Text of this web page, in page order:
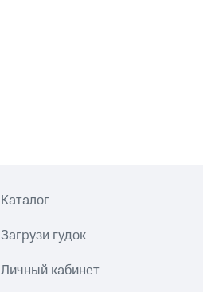
Каталог
Загрузи гудок
Личный кабинет